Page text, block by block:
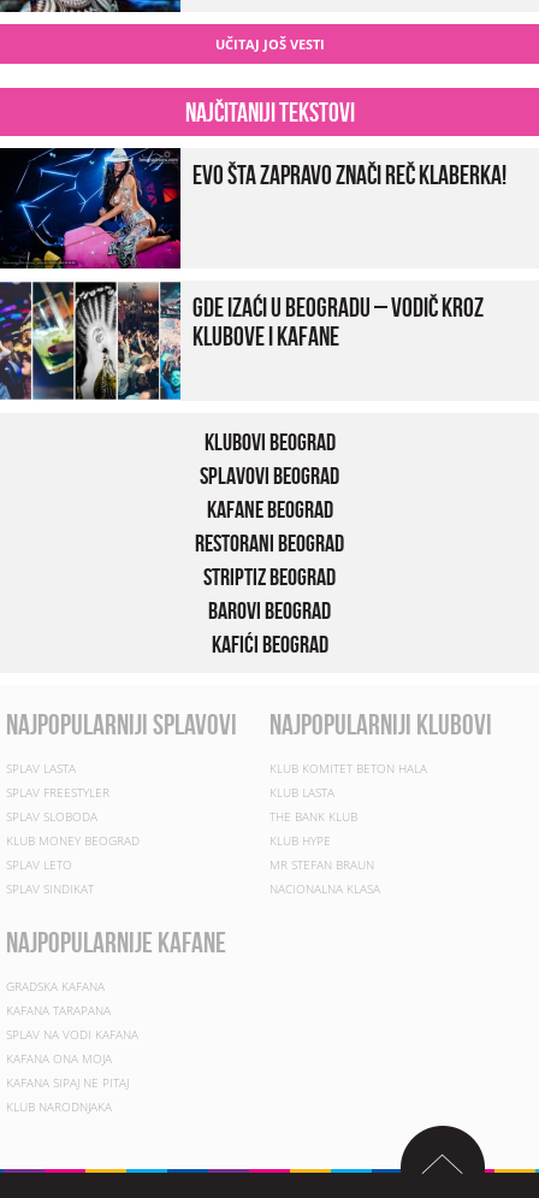
UČITAJ JOŠ VESTI
Najčitaniji tekstovi
Evo šta zapravo znači reč klaberka!
Gde izaći u Beogradu – vodič kroz
klubove i kafane
Klubovi Beograd
Splavovi Beograd
Kafane Beograd
Restorani Beograd
Striptiz Beograd
Barovi Beograd
Kafići Beograd
najpopularniji splavovi
SPLAV LASTA
SPLAV FREESTYLER
SPLAV SLOBODA
KLUB MONEY BEOGRAD
SPLAV LETO
SPLAV SINDIKAT
najpopularniji klubovi
KLUB KOMITET BETON HALA
KLUB LASTA
THE BANK KLUB
KLUB HYPE
MR STEFAN BRAUN
NACIONALNA KLASA
najpopularnije kafane
GRADSKA KAFANA
KAFANA TARAPANA
SPLAV NA VODI KAFANA
KAFANA ONA MOJA
KAFANA SIPAJ NE PITAJ
KLUB NARODNJAKA